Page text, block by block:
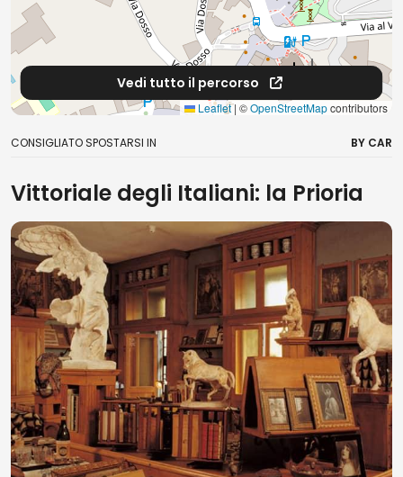
Leaflet | ©OpenStreetMapcontributors
Vedi tutto il percorso
CONSIGLIATO SPOSTARSI IN BY CAR
Vittoriale degli Italiani: la Prioria